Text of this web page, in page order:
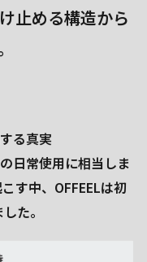
止める構造から
る真実
日常使用に相当しま
す中、OFFEELは初
た。